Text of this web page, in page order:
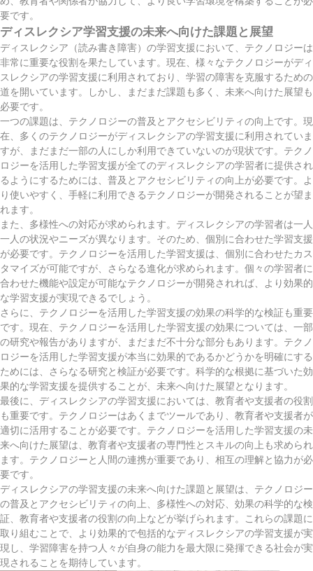
要です。
ディスレクシア学習支援の未来へ向けた課題と展望
ディスレクシア（読み書き障害）の学習支援において、テクノロジーは
非常に重要な役割を果たしています。現在、様々なテクノロジーがディ
スレクシアの学習支援に利用されており、学習の障害を克服するための
道を開いています。しかし、まだまだ課題も多く、未来へ向けた展望も
必要です。
一つの課題は、テクノロジーの普及とアクセシビリティの向上です。現
在、多くのテクノロジーがディスレクシアの学習支援に利用されていま
すが、まだまだ一部の人にしか利用できていないのが現状です。テクノ
ロジーを活用した学習支援が全てのディスレクシアの学習者に提供され
るようにするためには、普及とアクセシビリティの向上が必要です。よ
り使いやすく、手軽に利用できるテクノロジーが開発されることが望ま
れます。
また、多様性への対応が求められます。ディスレクシアの学習者は一人
一人の状況やニーズが異なります。そのため、個別に合わせた学習支援
が必要です。テクノロジーを活用した学習支援は、個別に合わせたカス
タマイズが可能ですが、さらなる進化が求められます。個々の学習者に
合わせた機能や設定が可能なテクノロジーが開発されれば、より効果的
な学習支援が実現できるでしょう。
さらに、テクノロジーを活用した学習支援の効果の科学的な検証も重要
です。現在、テクノロジーを活用した学習支援の効果については、一部
の研究や報告がありますが、まだまだ不十分な部分もあります。テクノ
ロジーを活用した学習支援が本当に効果的であるかどうかを明確にする
ためには、さらなる研究と検証が必要です。科学的な根拠に基づいた効
果的な学習支援を提供することが、未来へ向けた展望となります。
最後に、ディスレクシアの学習支援においては、教育者や支援者の役割
も重要です。テクノロジーはあくまでツールであり、教育者や支援者が
適切に活用することが必要です。テクノロジーを活用した学習支援の未
来へ向けた展望は、教育者や支援者の専門性とスキルの向上も求められ
ます。テクノロジーと人間の連携が重要であり、相互の理解と協力が必
要です。
ディスレクシアの学習支援の未来へ向けた課題と展望は、テクノロジー
の普及とアクセシビリティの向上、多様性への対応、効果の科学的な検
証、教育者や支援者の役割の向上などが挙げられます。これらの課題に
取り組むことで、より効果的で包括的なディスレクシアの学習支援が実
現し、学習障害を持つ人々が自身の能力を最大限に発揮できる社会が実
現されることを期待しています。